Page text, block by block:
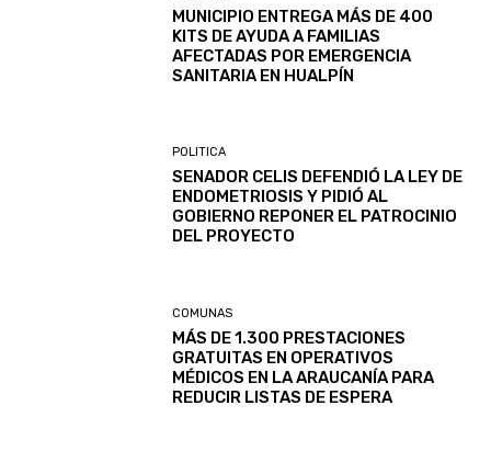
MUNICIPIO ENTREGA MÁS DE 400
KITS DE AYUDA A FAMILIAS
AFECTADAS POR EMERGENCIA
SANITARIA EN HUALPÍN
POLITICA
SENADOR CELIS DEFENDIÓ LA LEY DE
ENDOMETRIOSIS Y PIDIÓ AL
GOBIERNO REPONER EL PATROCINIO
DEL PROYECTO
COMUNAS
MÁS DE 1.300 PRESTACIONES
GRATUITAS EN OPERATIVOS
MÉDICOS EN LA ARAUCANÍA PARA
REDUCIR LISTAS DE ESPERA